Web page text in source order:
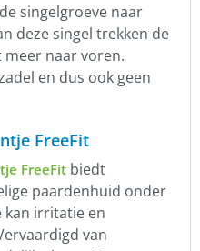
singelgroeve naar
deze singel trekken de
naar voren.
en dus ook geen
FreeFit
FreeFit biedt
paardenhuid onder
kan irritatie en
van